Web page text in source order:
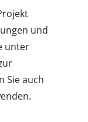
und
unter
Sie auch